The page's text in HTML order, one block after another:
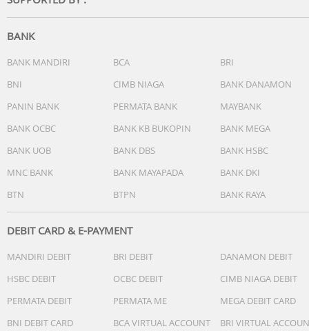
Daya
33W (max)
USB-C
Fitur
Dimensi
32.2 x 32.2 x 50.5mm
Main Material (Outer)
PCR
Output Parameters
Input: 100-240V~, 50/60Hz, 0.8A
Output: 5.0V?3.0A 15.0W/9.0V?3.0A 27.0W Max/11.0V?3.0A
BANK
BANK MANDIRI BCA
BRI
BNI
CIMB NIAGA
BANK DANAMON
PANIN BANK
PERMATA BANK
MAYBANK
BANK OCBC
BANK KB BUKOPIN
BANK MEGA
BANK UOB
BANK DBS
BANK HSBC
MNC BANK
BANK MAYAPADA
BANK DKI
BTN
BTPN BANK RAYA
DEBIT CARD & E-PAYMENT
MANDIRI DEBIT BRI DEBIT
DANAMON DEBIT
HSBC DEBIT
OCBC DEBIT
CIMB NIAGA DEBIT
PERMATA DEBIT
PERMATA ME
MEGA DEBIT CARD
BNI DEBIT CARD
BCA VIRTUAL ACCOUNT
BRI VIRTUAL